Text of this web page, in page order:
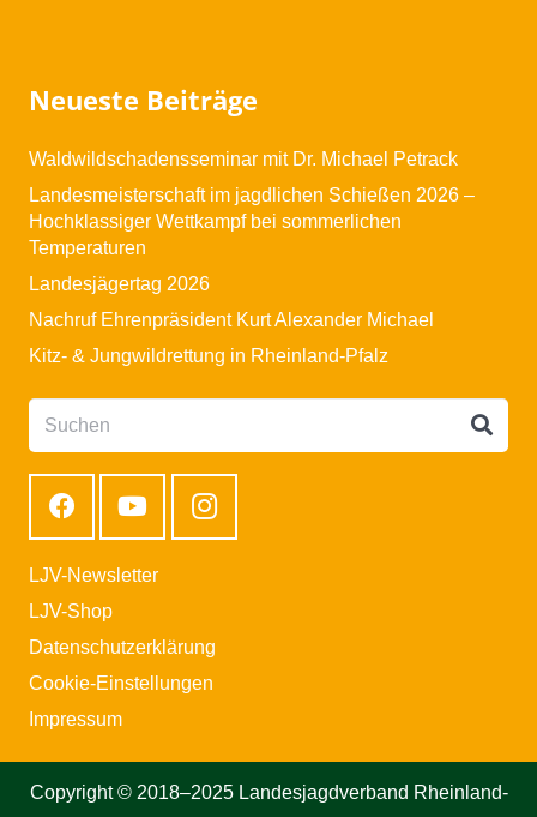
Neueste Beiträge
Waldwildschadensseminar mit Dr. Michael Petrack
Landesmeisterschaft im jagdlichen Schießen 2026 –
Hochklassiger Wettkampf bei sommerlichen
Temperaturen
Landesjägertag 2026
Nachruf Ehrenpräsident Kurt Alexander Michael
Kitz- & Jungwildrettung in Rheinland-Pfalz
LJV-Newsletter
LJV-Shop
Datenschutzerklärung
Cookie-Einstellungen
Impressum
Copyright © 2018–2025 Landesjagdverband Rheinland-